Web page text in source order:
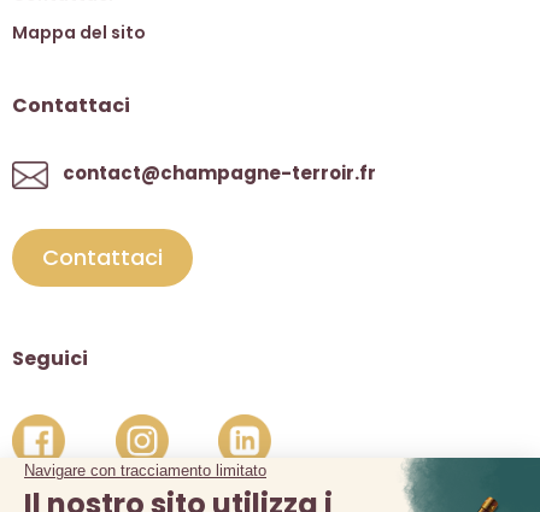
Mappa del sito
Contattaci
contact@champagne-terroir.fr
Contattaci
Seguici